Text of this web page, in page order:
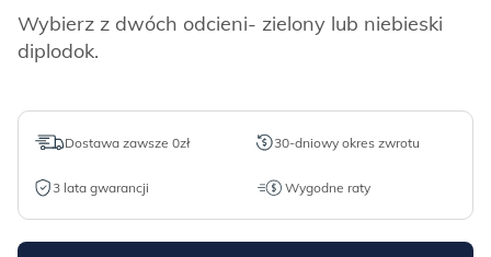
Wybierz z dwóch odcieni- zielony lub niebieski
diplodok.
Dostawa zawsze 0zł 30-dniowy okres zwrotu
3 lata gwarancji Wygodne raty